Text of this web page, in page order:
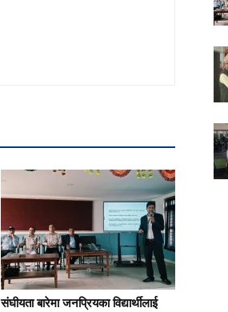
संघीयता बारेमा जनप्रियका विद्यार्थीलाई